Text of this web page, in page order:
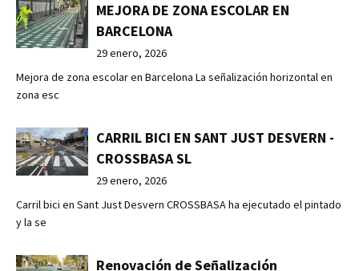
MEJORA DE ZONA ESCOLAR EN
BARCELONA
29 enero, 2026
Mejora de zona escolar en Barcelona La señalización horizontal en
zona esc
CARRIL BICI EN SANT JUST DESVERN -
CROSSBASA SL
29 enero, 2026
Carril bici en Sant Just Desvern CROSSBASA ha ejecutado el pintado
y la se
Renovación de Señalización